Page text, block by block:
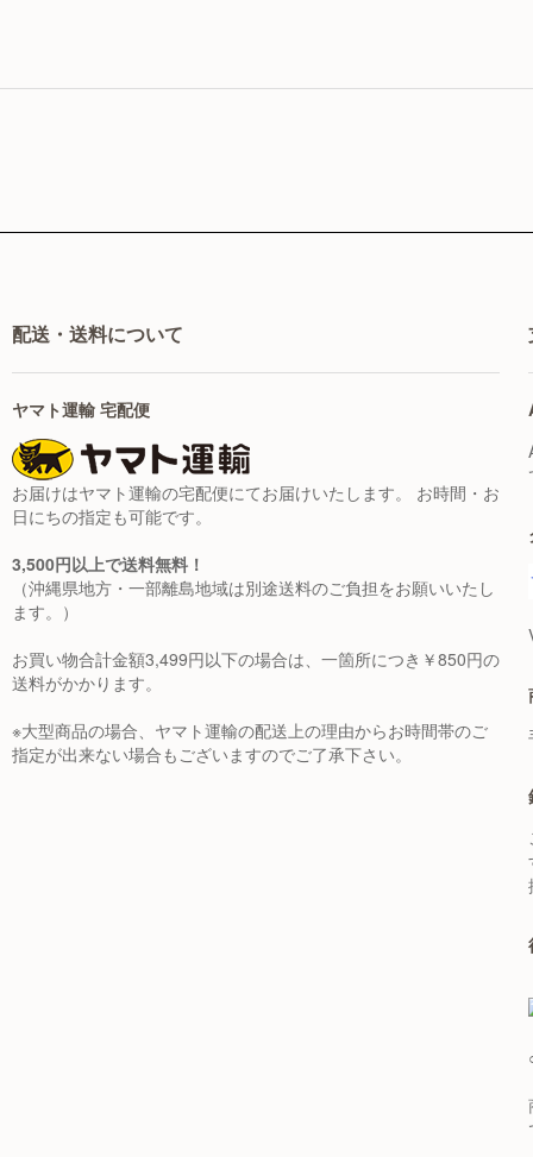
配送・送料について
ヤマト運輸 宅配便
お届けはヤマト運輸の宅配便にてお届けいたします。 お時間・お
日にちの指定も可能です。
3,500円以上で送料無料！
（沖縄県地方・一部離島地域は別途送料のご負担をお願いいたし
ます。）
お買い物合計金額3,499円以下の場合は、一箇所につき￥850円の
送料がかかります。
※大型商品の場合、ヤマト運輸の配送上の理由からお時間帯のご
指定が出来ない場合もございますのでご了承下さい。